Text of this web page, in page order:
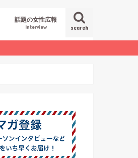
search
話題の女性広報
Interview